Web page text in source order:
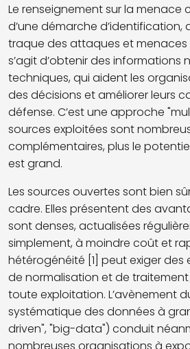
Le renseignement sur la menace
d’une démarche d’identification,
traque des attaques et menaces
s’agit d’obtenir des informations
techniques, qui aident les
des décisions et améliorer leurs
défense. C’est une approche
sources exploitées sont
complémentaires, plus le
est grand.
Les sources ouvertes sont bien
cadre. Elles présentent des
sont denses, actualisées
simplement, à moindre coût et
hétérogénéité [1] peut exiger des
de normalisation et de
toute exploitation. L’avènement
systématique des données à
driven", "big-data") conduit
nombreuses organisations à